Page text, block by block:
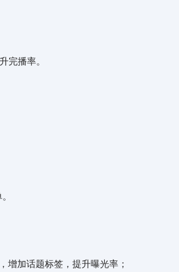
完播率。
增加话题标签，提升曝光率；